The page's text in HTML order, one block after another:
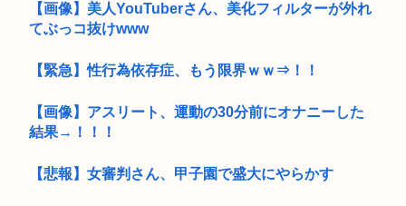
【画像】美人YouTuberさん、美化フィルターが外れ
てぶっコ抜けwww
【緊急】性行為依存症、もう限界ｗｗ⇒！！
【画像】アスリート、運動の30分前にオナニーした
結果→！！！
【悲報】女審判さん、甲子園で盛大にやらかす